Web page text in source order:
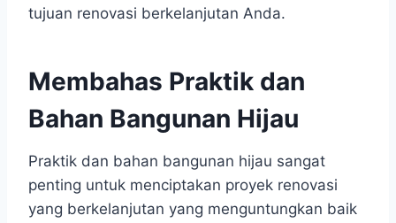
tujuan renovasi berkelanjutan Anda.
Membahas Praktik dan
Bahan Bangunan Hijau
Praktik dan bahan bangunan hijau sangat
penting untuk menciptakan proyek renovasi
yang berkelanjutan yang menguntungkan baik